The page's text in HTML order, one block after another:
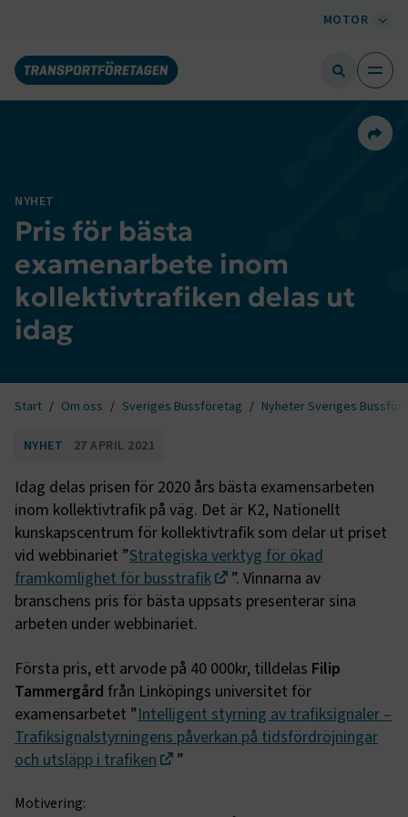
MOTOR
NYHET
Pris för bästa
examenarbete inom
kollektivtrafiken delas ut
idag
Start Om oss Sveriges Bussföretag Nyheter Sveriges
Dela
NYHET 27 APRIL 2021
Idag delas prisen för 2020 års bästa examensarbeten
inom kollektivtrafik på väg. Det är K2, Nationellt
kunskapscentrum för kollektivtrafik som delar ut priset
vid webbinariet ”Strategiska verktyg för ökad
framkomlighet för busstrafik
”. Vinnarna av
branschens pris för bästa uppsats presenterar sina
arbeten under webbinariet.
Första pris, ett arvode på 40 000kr, tilldelas Filip
Tammergård från Linköpings universitet för
examensarbetet ”Intelligent styrning av trafiksignaler –
Trafiksignalstyrningens påverkan på tidsfördröjningar
och utsläpp i trafiken
”
Motivering: